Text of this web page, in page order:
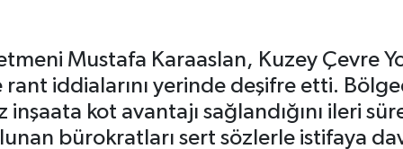
Mustafa Karaaslan, Kuzey Çevre
rant iddialarını yerinde deşifre etti.
inşaata kot avantajı sağlandığını ileri
bürokratları sert sözlerle istifaya